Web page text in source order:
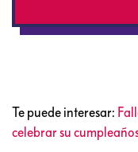
Te puede interesar:
celebrar su